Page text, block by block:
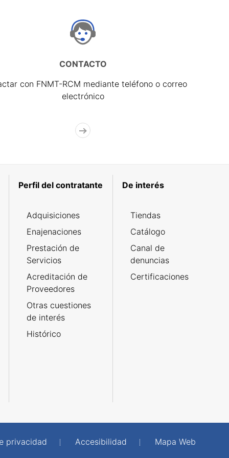
CONTACTO
con FNMT-RCM mediante teléfono o correo
electrónico
Perfil del contratante
Adquisiciones
Enajenaciones
Prestación de
Servicios
Acreditación de
Proveedores
Otras cuestiones
de interés
Histórico
De interés
Tiendas
Catálogo
Canal de
denuncias
Certificaciones
privacidad Accesibilidad
Mapa Web